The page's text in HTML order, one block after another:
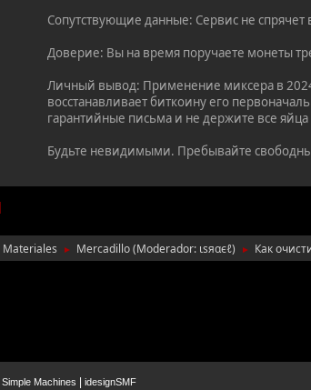
Сопутствующие данные: Сервис не спрячет
Доверие: Вы на время поручаете монеты
Личный вывод: Применение миксера в 2024
восстанавливает биткоину его
гарантийные письма и не держите все
Будьте невидимыми. Пребывайте
Materiales ► Mercadillo(Moderador: ιѕяαєℓ) ►
Как
Simple Machines idesignSMF